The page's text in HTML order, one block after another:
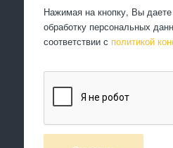
Нажимая на кнопку, Вы даете
обработку персональных
соответствии с политикой